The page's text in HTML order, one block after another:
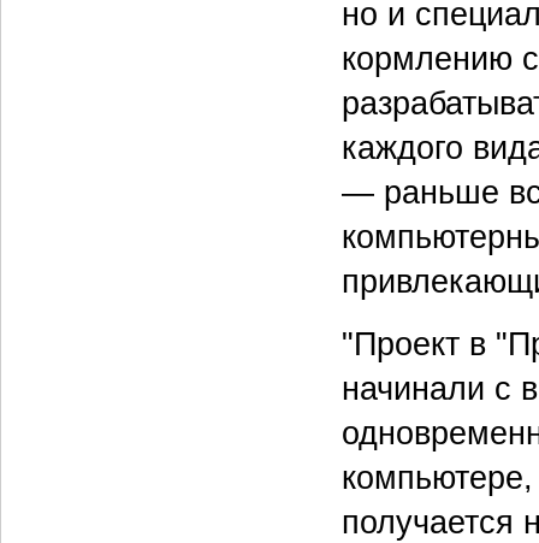
но и
кормлению
каждого
— раньше
"Проект в
начинали с
получается